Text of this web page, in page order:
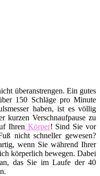
überanstrengen. Ein gutes
150 Schläge pro Minute
haben, ist es völlig
kurzen Verschnaufpause zu
Ihren Körper! Sind Sie vor
nicht schneller gewesen?
wenn Sie während Ihrer
körperlich bewegen. Dabei
das Sie im Laufe der 40